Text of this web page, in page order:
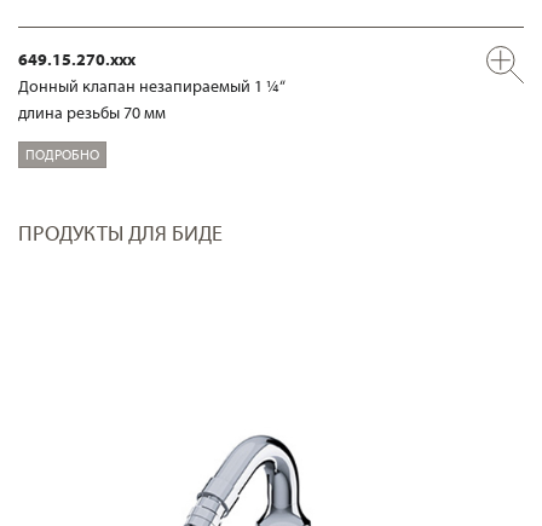
649.15.270.xxx
Донный клапан незапираемый 1 ¼“
длина резьбы 70 мм
ПОДРОБНО
ПРОДУКТЫ ДЛЯ БИДЕ